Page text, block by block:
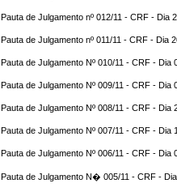
Pauta de Julgamento nº 012/11 - CRF - Dia
Pauta de Julgamento nº 011/11 - CRF - Dia
Pauta de Julgamento Nº 010/11 - CRF - Dia
Pauta de Julgamento Nº 009/11 - CRF - Dia
Pauta de Julgamento Nº 008/11 - CRF - Dia
Pauta de Julgamento Nº 007/11 - CRF - Dia
Pauta de Julgamento Nº 006/11 - CRF - Dia
Pauta de Julgamento N� 005/11 - CRF -